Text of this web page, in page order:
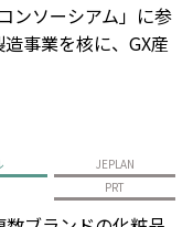
ンソーシアム」に参
事業を核に、GX産
JEPLAN
PRT